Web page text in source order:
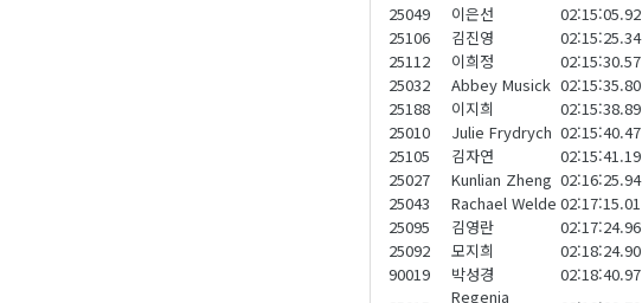
25049
이은선 02:15:05.92
25106
김진영 02:15:25.34
25112
이희정 02:15:30.57
25032
Abbey Musick 02:15:35.80
25188
이지희 02:15:38.89
25010
Julie Frydrych 02:15:40.47
25105
김자연 02:15:41.19
25027
Kunlian Zheng 02:16:25.94
25043
Rachael Welde 02:17:15.01
25095
김영란 02:17:24.96
25092
모지희 02:18:24.90
90019
박성경 02:18:40.97
Regenia